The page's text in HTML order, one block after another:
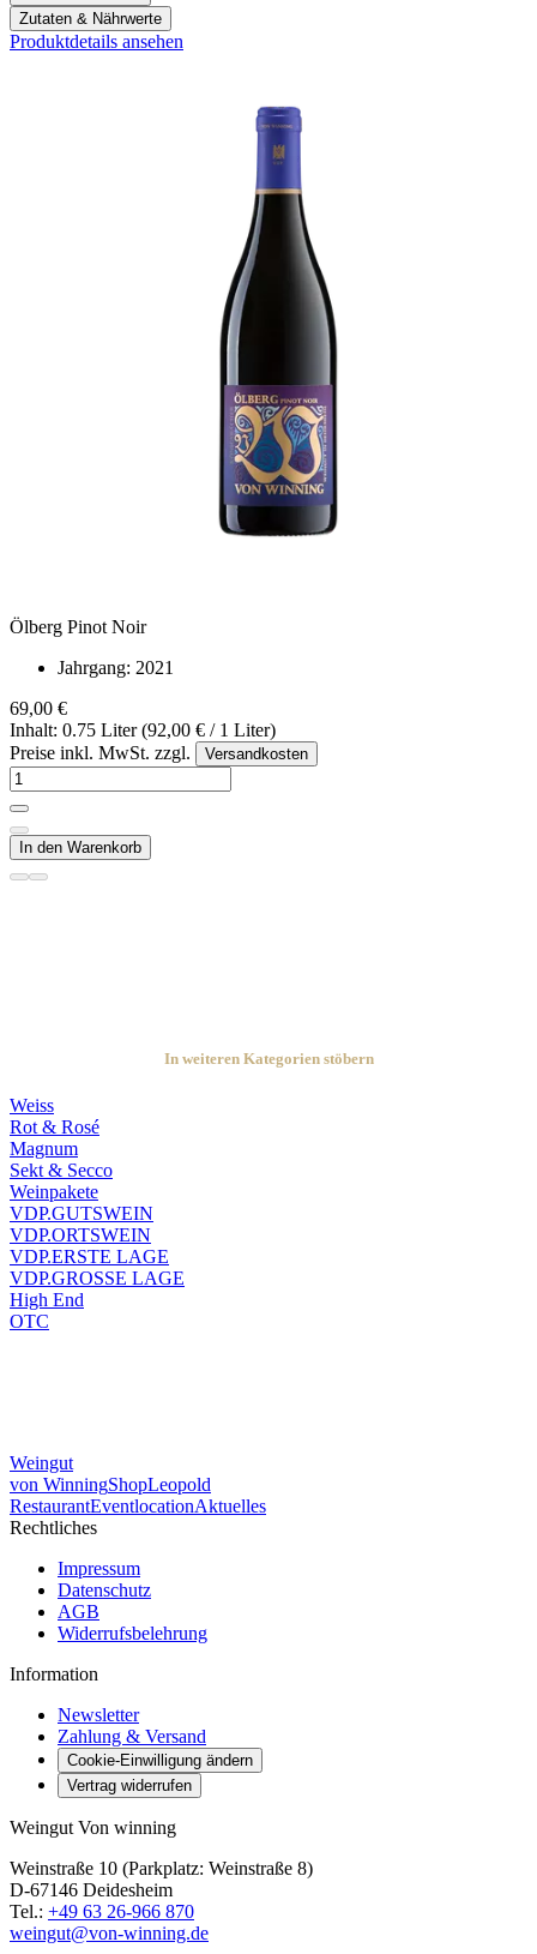
Zutaten & Nährwerte
Produktdetails ansehen
Ölberg Pinot Noir
Jahrgang: 2021
69,00 €
Inhalt: 0.75 Liter (92,00 € / 1 Liter)
Preise inkl. MwSt. zzgl.
Versandkosten
In den Warenkorb
In weiteren Kategorien stöbern
Weiss
Rot & Rosé
Magnum
Sekt & Secco
Weinpakete
VDP.GUTSWEIN
VDP.ORTSWEIN
VDP.ERSTE LAGE
VDP.GROSSE LAGE
High End
OTC
Weingut
von WinningShopLeopold
RestaurantEventlocationAktuelles
Rechtliches
Impressum
Datenschutz
AGB
Widerrufsbelehrung
Information
Newsletter
Zahlung & Versand
Cookie-Einwilligung ändern
Vertrag widerrufen
Weingut Von winning
Weinstraße 10 (Parkplatz: Weinstraße 8)
D-67146 Deidesheim
Tel.: +49 63 26-966 870
weingut@von-winning.de